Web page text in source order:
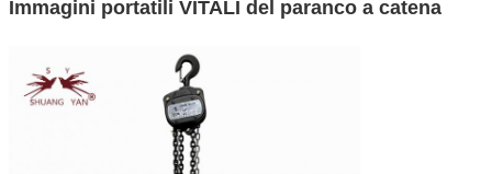
Immagini portatili VITALI del paranco a catena